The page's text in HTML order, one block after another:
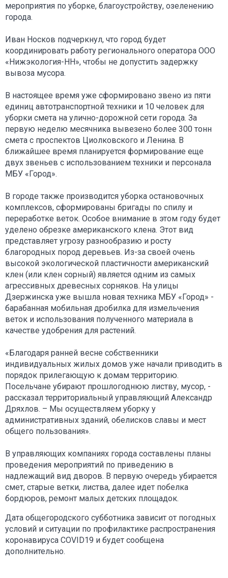
мероприятия по уборке, благоустройству, озеленению
города.
Иван Носков подчеркнул, что город будет
координировать работу регионального оператора ООО
«Нижэкология-НН», чтобы не допустить задержку
вывоза мусора.
В настоящее время уже сформировано звено из пяти
единиц автотранспортной техники и 10 человек для
уборки смета на улично-дорожной сети города. За
первую неделю месячника вывезено более 300 тонн
смета с проспектов Циолковского и Ленина. В
ближайшее время планируется формирование еще
двух звеньев с использованием техники и персонала
МБУ «Город».
В городе также производится уборка остановочных
комплексов, сформированы бригады по спилу и
переработке веток. Особое внимание в этом году будет
уделено обрезке американского клена. Этот вид
представляет угрозу разнообразию и росту
благородных пород деревьев. Из-за своей очень
высокой экологической пластичности американский
клен (или клен сорный) является одним из самых
агрессивных древесных сорняков. На улицы
Дзержинска уже вышла новая техника МБУ «Город» -
барабанная мобильная дробилка для измельчения
веток и использования полученного материала в
качестве удобрения для растений.
«Благодаря ранней весне собственники
индивидуальных жилых домов уже начали приводить в
порядок прилегающую к домам территорию.
Посельчане убирают прошлогоднюю листву, мусор, -
рассказал территориальный управляющий Александр
Дряхлов. – Мы осуществляем уборку у
административных зданий, обелисков славы и мест
общего пользования».
В управляющих компаниях города составлены планы
проведения мероприятий по приведению в
надлежащий вид дворов. В первую очередь убирается
смет, старые ветки, листва, далее идет побелка
бордюров, ремонт малых детских площадок.
Дата общегородского субботника зависит от погодных
условий и ситуации по профилактике распространения
коронавируса COVID19 и будет сообщена
дополнительно.